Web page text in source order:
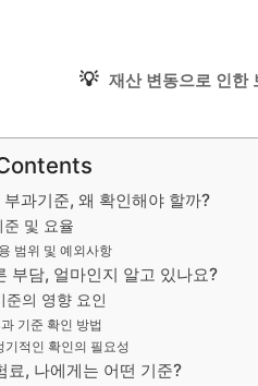
💡 재산 변동으로 인한
과기준, 왜 확인해야 할까?
준 및 요율
범위 및 예외사항
부담, 얼마인지 알고 있나요?
준의 영향 요인
기준 확인 방법
기적인 확인의 필요성
료, 나에게는 어떤 기준?